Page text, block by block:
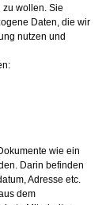
zu wollen. Sie
Daten, die wir
nutzen und
wie ein
Darin befinden
Adresse etc.
dem